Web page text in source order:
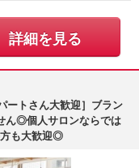
詳細を見る
ートさん大歓迎］ブラン
ん◎個人サロンならでは
方も大歓迎◎